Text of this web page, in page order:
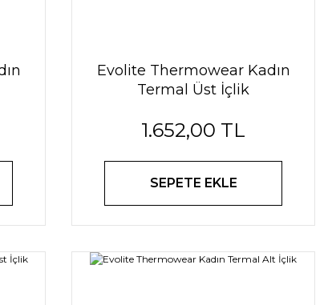
Evolite Thermowear Kadın
Termal Üst İçlik
1.652,00 TL
SEPETE EKLE